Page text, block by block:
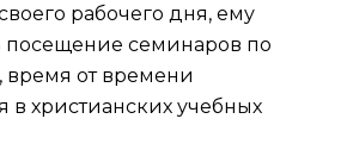
рабочего дня, ему
посещение семинаров по
от времени
в христианских учебных